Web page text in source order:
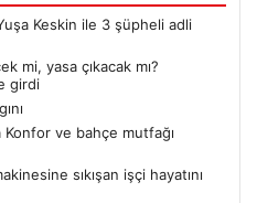
Keskin ile 3 şüpheli adli
mi, yasa çıkacak mı?
girdi
Konfor ve bahçe mutfağı
sıkışan işçi hayatını